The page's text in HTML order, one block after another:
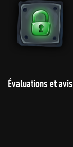
Évaluations et avis